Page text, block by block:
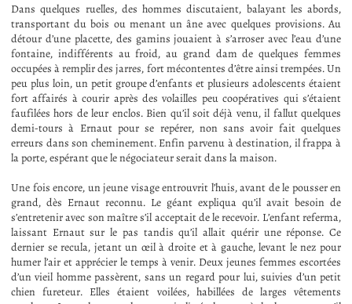
Dans quelques ruelles, des hommes discutaient, balayant les abords,
transportant du bois ou menant un âne avec quelques provisions. Au
détour d’une placette, des gamins jouaient à s’arroser avec l’eau d’une
fontaine, indifférents au froid, au grand dam de quelques femmes
occupées à remplir des jarres, fort mécontentes d’être ainsi trempées. Un
peu plus loin, un petit groupe d’enfants et plusieurs adolescents étaient
fort affairés à courir après des volailles peu coopératives qui s’étaient
faufilées hors de leur enclos. Bien qu’il soit déjà venu, il fallut quelques
demi-tours à Ernaut pour se repérer, non sans avoir fait quelques
erreurs dans son cheminement. Enfin parvenu à destination, il frappa à
la porte, espérant que le négociateur serait dans la maison.
Une fois encore, un jeune visage entrouvrit l’huis, avant de le pousser en
grand, dès Ernaut reconnu. Le géant expliqua qu’il avait besoin de
s’entretenir avec son maître s’il acceptait de le recevoir. L’enfant referma,
laissant Ernaut sur le pas tandis qu’il allait quérir une réponse. Ce
dernier se recula, jetant un œil à droite et à gauche, levant le nez pour
humer l’air et apprécier le temps à venir. Deux jeunes femmes escortées
d’un vieil homme passèrent, sans un regard pour lui, suivies d’un petit
chien fureteur. Elles étaient voilées, habillées de larges vêtements